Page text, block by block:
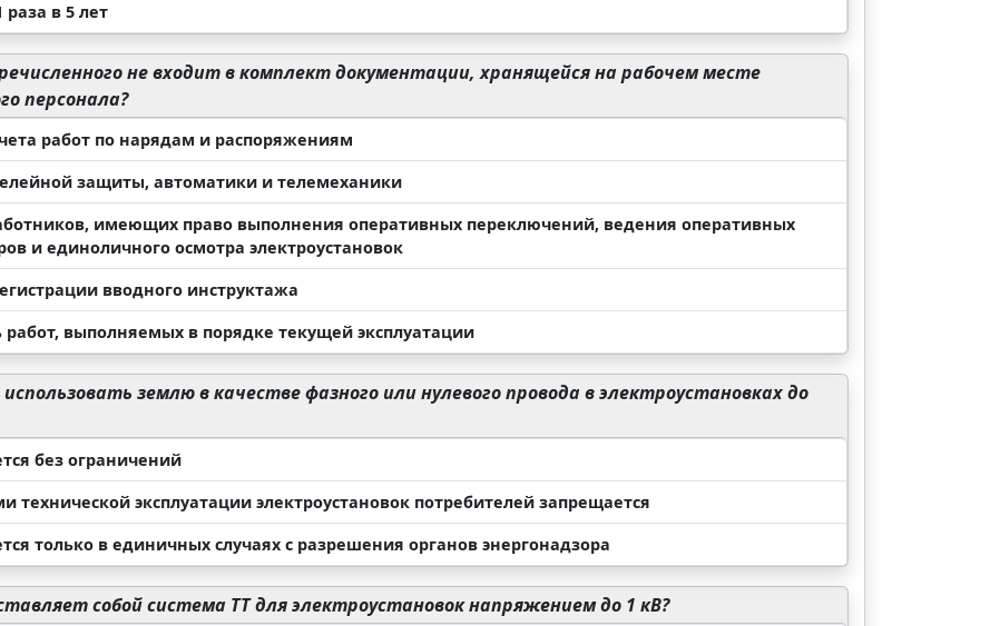
в 5 лет
не входит в комплект документации, хранящейся на рабочем месте
персонала?
работ по нарядам и распоряжениям
защиты, автоматики и телемеханики
имеющих право выполнения оперативных переключений, ведения оперативных
и единоличного осмотра электроустановок
вводного инструктажа
работ, выполняемых в порядке текущей эксплуатации
землю в качестве фазного или нулевого провода в электроустановках до
без ограничений
технической эксплуатации электроустановок потребителей запрещается
только в единичных случаях с разрешения органов энергонадзора
собой система TT для электроустановок напряжением до 1 кВ?